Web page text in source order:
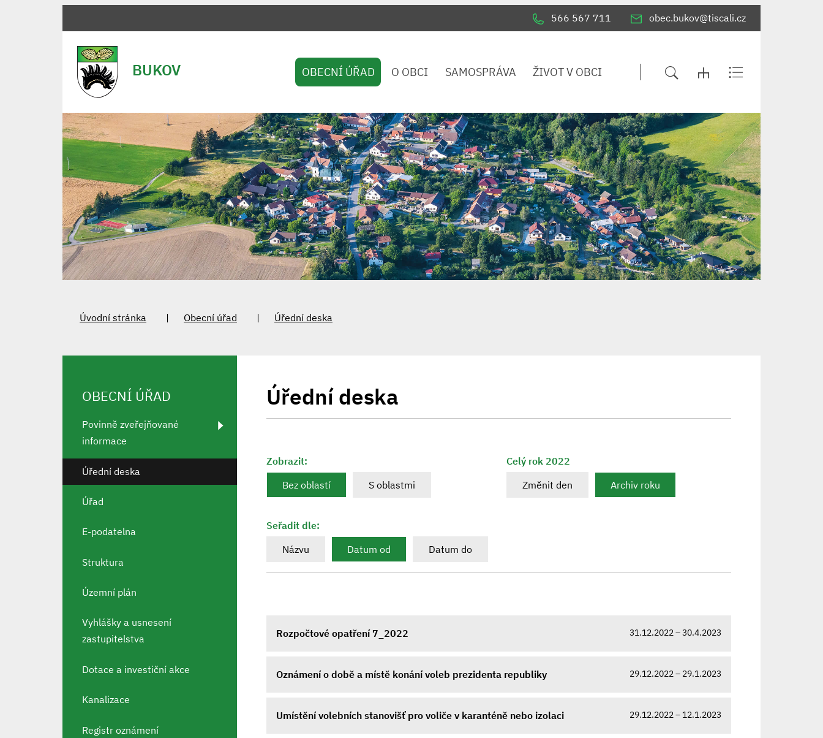
566 567 711 obec.bukov@tiscali.cz
BUKOV OBECNÍ ÚŘAD O OBCI SAMOSPRÁVA ŽIVOT V OBCI
Úvodní stránka Obecní úřad Úřední deska
Úřední deska
Zobrazit:
Bez oblastí
S oblastmi
Celý rok 2022
Změnit den
Archiv roku
Seřadit dle:
Názvu
Datum od Datum do
Rozpočtové opatření 7_2022 31.12.2022 – 30.4.2023
Oznámení o době a místě konání voleb prezidenta republiky 29.12.2022 – 29.1.2023
Umístění volebních stanovišť pro voliče v karanténě nebo izolaci 29.12.2022 – 12.1.2023
OBECNÍ ÚŘAD
Povinně zveřejňované
informace
Úřední deska
Úřad
E-podatelna
Struktura
Územní plán
Vyhlášky a usnesení
zastupitelstva
Dotace a investiční akce
Kanalizace
Registr oznámení